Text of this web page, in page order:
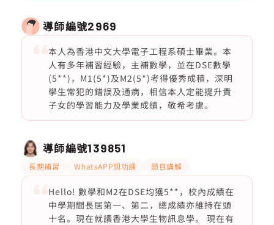
導師編號2969
本人為香港中文大學電子工程系碩士畢業。本
人有多年補習經驗，主補數學，並在DSE數學
(5**)，M1(5*)及M2(5*)考得優秀成積，深明
學生常犯的錯誤及通病，相信本人定能提升貴
子女的學習能力及學業成績，敬希考慮。
導師編號139851
長期補習 WhatsAPP問功課 題目講解
Hello! 數學和M2在DSE均獲5**，校內成績在
中學期間長居第一、第二，總成績亦維持在頭
十名。現在就讀香港大學生物訊息學。 現在有